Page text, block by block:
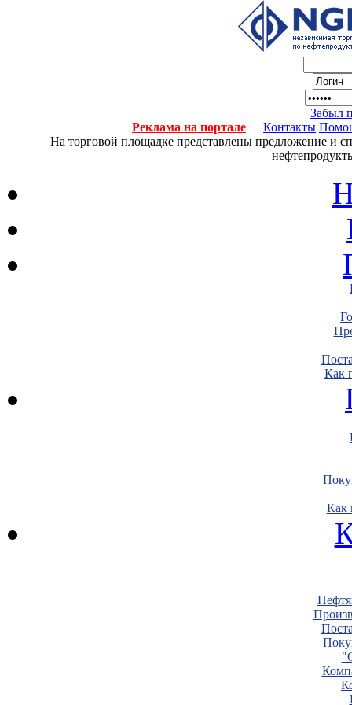
Забыл
Реклама на портале
Контакты
На торговой площадке представлены предложение и
Как
Как